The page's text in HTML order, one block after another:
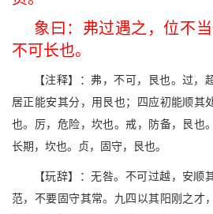
象曰：弗过遇之，位不
不可长也。
【注释】：弗，不可，艮也。过，
居正能安其分，用艮也；四应初能顺其
也。厉，危险，坎也。戒，防备，艮也
长期，坎也。贞，固守，艮也。
【玩辞】：无咎。不可过越，安顺
范，不要固守其常。九四以其阳刚之才